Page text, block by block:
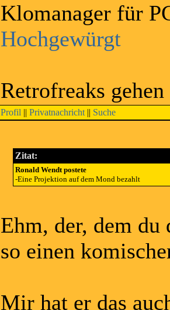
Klomanager für
Hochgewürgt
Retrofreaks
Profil || Privatnachricht || Suche
Zitat:
Ronald Wendt postete
-Eine Projektion auf dem Mond bezahlt
Ehm, der, dem du
so einen
Mir hat er das